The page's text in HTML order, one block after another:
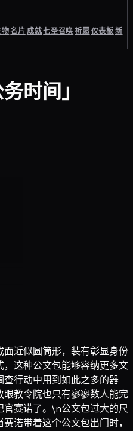
名片成就七圣召唤祈愿仪表板新
时间」
近似圆筒形，装有彰显身份
这种公文包能够容纳更多文
行动中用到如此之多的器
教令院也只有寥寥数人能完
赛诺了。\n公文包过大的尺
诺带着这个公文包出门时，